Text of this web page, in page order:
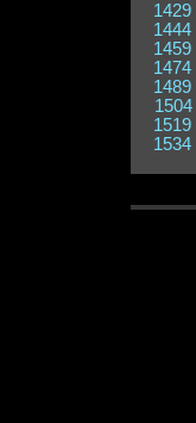
1429
1444
1459
1474
1489
1504
1519
1534